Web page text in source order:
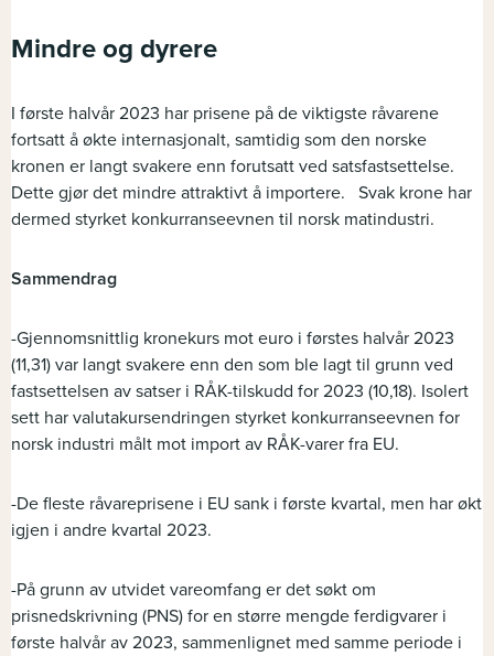
Mindre og dyrere
I første halvår 2023 har prisene på de viktigste råvarene
fortsatt å økte internasjonalt, samtidig som den norske
kronen er langt svakere enn forutsatt ved satsfastsettelse.
Dette gjør det mindre attraktivt å importere. Svak krone har
dermed styrket konkurranseevnen til norsk matindustri.
Sammendrag
-Gjennomsnittlig kronekurs mot euro i førstes halvår 2023
(11,31) var langt svakere enn den som ble lagt til grunn ved
fastsettelsen av satser i RÅK-tilskudd for 2023 (10,18). Isolert
sett har valutakursendringen styrket konkurranseevnen for
norsk industri målt mot import av RÅK-varer fra EU.​
-De fleste råvareprisene i EU sank i første kvartal, men har økt
igjen i andre kvartal 2023. ​
-På grunn av utvidet vareomfang er det søkt om
prisnedskrivning (PNS) for en større mengde ferdigvarer i
første halvår av 2023, sammenlignet med samme periode i